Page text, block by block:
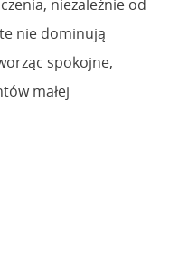
niezależnie od
nie dominują
spokojne,
małej